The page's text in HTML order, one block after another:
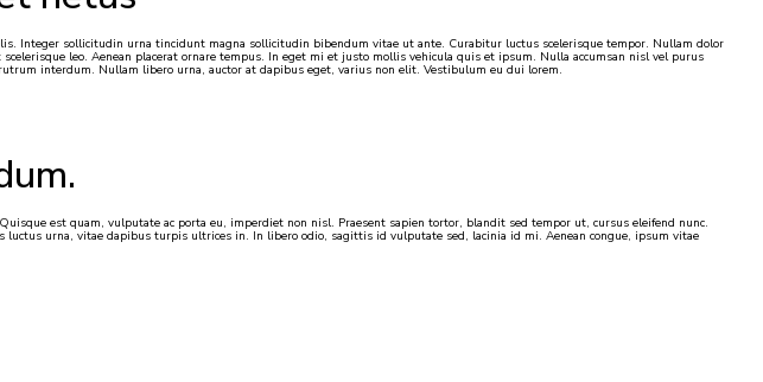
Integer sollicitudin urna tincidunt magna sollicitudin bibendum vitae ut ante. Curabitur luctus scelerisque tempor. Nullam dolor
leo. Aenean placerat ornare tempus. In eget mi et justo mollis vehicula quis et ipsum. Nulla accumsan nisl vel purus
interdum. Nullam libero urna, auctor at dapibus eget, varius non elit. Vestibulum eu dui lorem.
est quam, vulputate ac porta eu, imperdiet non nisl. Praesent sapien tortor, blandit sed tempor ut, cursus eleifend nunc.
urna, vitae dapibus turpis ultrices in. In libero odio, sagittis id vulputate sed, lacinia id mi. Aenean congue, ipsum vitae